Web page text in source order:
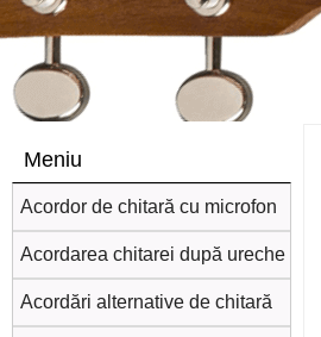
Meniu
Acordor de chitară cu microfon
Acordarea chitarei după ureche
Acordări alternative de chitară